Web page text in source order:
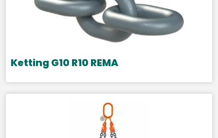
Ketting G10 R10 REMA